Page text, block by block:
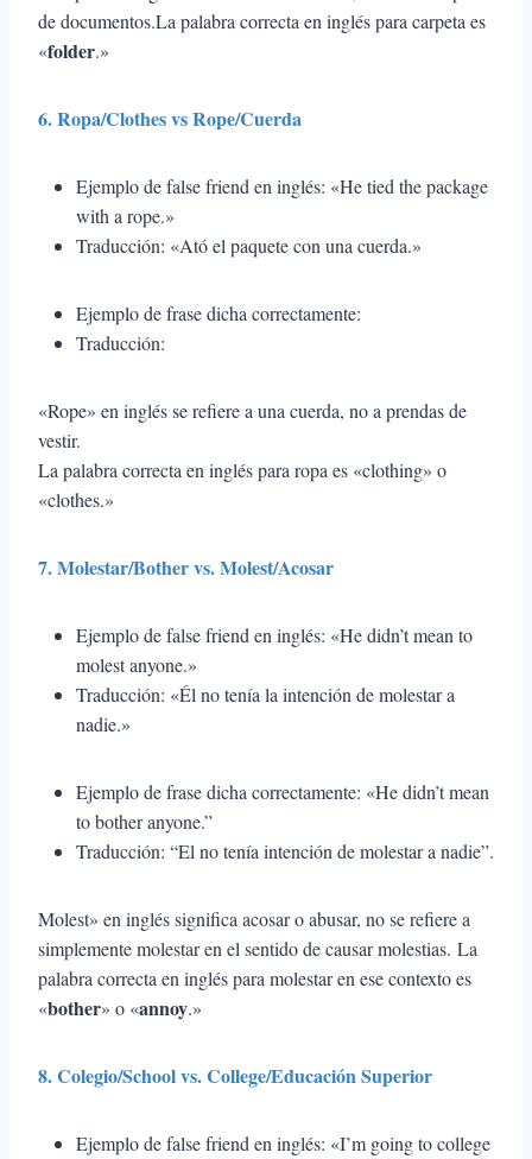
de documentos.La palabra correcta en inglés para carpeta es
«folder.»
6. Ropa/Clothes vs Rope/Cuerda
Ejemplo de false friend en inglés: «He tied the package
with a rope.»
Traducción: «Ató el paquete con una cuerda.»
Ejemplo de frase dicha correctamente:
Traducción:
«Rope» en inglés se refiere a una cuerda, no a prendas de
vestir.
La palabra correcta en inglés para ropa es «clothing» o
«clothes.»
7. Molestar/Bother vs. Molest/Acosar
Ejemplo de false friend en inglés: «He didn’t mean to
molest anyone.»
Traducción: «Él no tenía la intención de molestar a
nadie.»
Ejemplo de frase dicha correctamente: «He didn’t mean
to bother anyone.”
Traducción: “El no tenía intención de molestar a nadie”.
Molest» en inglés significa acosar o abusar, no se refiere a
simplemente molestar en el sentido de causar molestias. La
palabra correcta en inglés para molestar en ese contexto es
«bother» o «annoy.»
8. Colegio/School vs. College/Educación Superior
Ejemplo de false friend en inglés: «I’m going to college